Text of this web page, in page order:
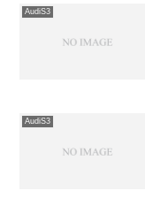
AudiS3
AudiS3